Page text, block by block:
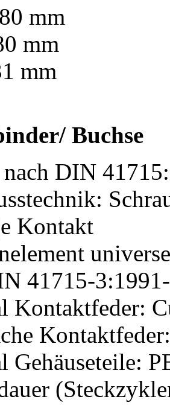
mm
mm
mm
Buchse
DIN
Kontakt
41715-
Kontaktfeder:
Gehäuseteile: